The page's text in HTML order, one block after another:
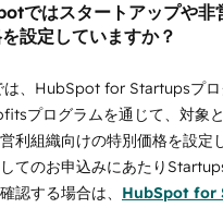
ではスタートアップや非
設定していますか？
、HubSpot for Startupsプ
プログラムを通じて、対象
利組織向けの特別価格を設定
してのお申込みにあたり
認する場合は、 HubSpot for